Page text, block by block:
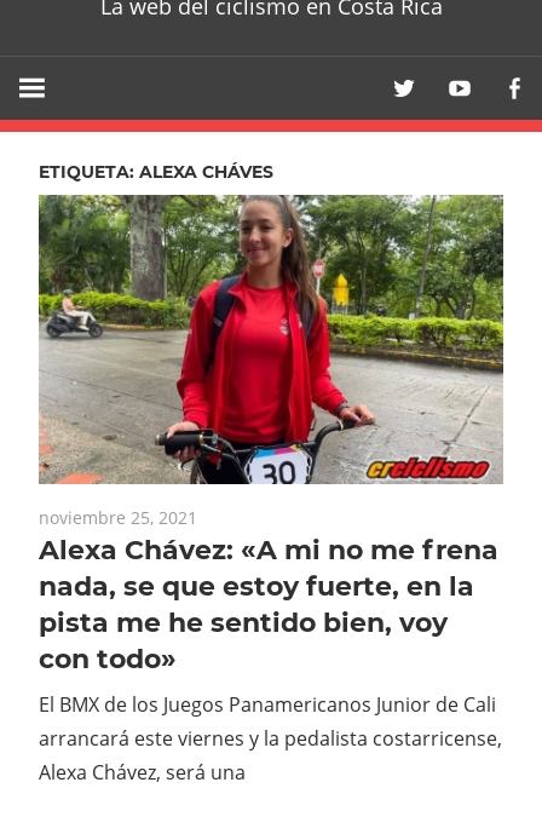
La web del ciclismo en Costa Rica
ETIQUETA: ALEXA CHÁVES
noviembre 25, 2021
Alexa Chávez: «A mi no me frena
nada, se que estoy fuerte, en la
pista me he sentido bien, voy
con todo»
El BMX de los Juegos Panamericanos Junior de Cali
arrancará este viernes y la pedalista costarricense,
Alexa Chávez, será una